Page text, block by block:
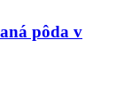
pôda v